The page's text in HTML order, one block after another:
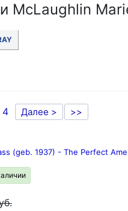
McLaughlin
4 Далее > >>
(geb. 1937) - The Perfect